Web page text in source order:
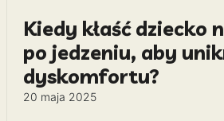
Kiedy kłaść dziecko
po jedzeniu, aby
dyskomfortu?
20 maja 2025